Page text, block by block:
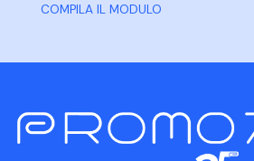
COMPILA IL MODULO